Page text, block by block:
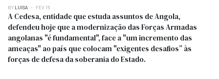
BY LUISA FEV 15
A Cedesa, entidade que estuda assuntos de Angola,
defendeu hoje que a modernização das Forças Armadas
angolanas "é fundamental", face a "um incremento das
ameaças" ao país que colocam "exigentes desafios” às
forças de defesa da soberania do Estado.